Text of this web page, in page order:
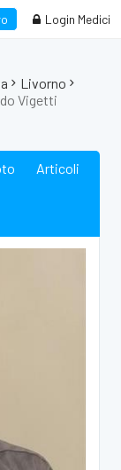
Login Medici
Livorno
Vigetti
Articoli